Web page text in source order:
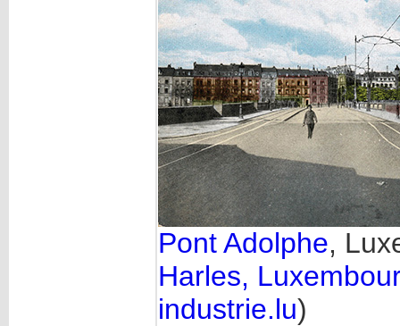
Pont Adolphe,
Harles,
industrie.lu)